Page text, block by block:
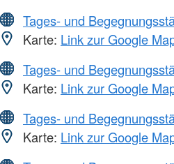
Tages- und
Karte: Link zur Google
Tages- und
Karte: Link zur Google
Tages- und
Karte: Link zur Google